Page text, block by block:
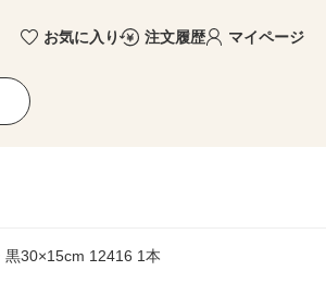
お気に入り 注文履歴 マイページ
黒30×15cm 12416 1本